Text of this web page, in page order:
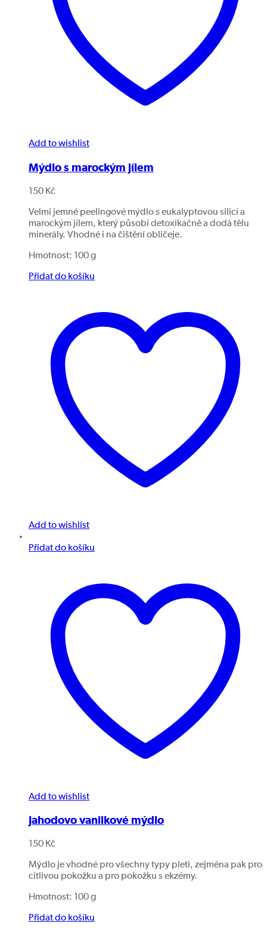
Add to wishlist
Mýdlo s marockým jílem
150 Kč
Velmi jemné peelingové mýdlo s eukalyptovou silicí a
marockým jílem, který působí detoxikačně a dodá tělu
minerály. Vhodné i na čištění obličeje.
Hmotnost: 100 g
Přidat do košíku
Add to wishlist
Přidat do košíku
Add to wishlist
Jahodovo vanilkové mýdlo
150 Kč
Mýdlo je vhodné pro všechny typy pleti, zejména pak pro
citlivou pokožku a pro pokožku s ekzémy.
Hmotnost: 100 g
Přidat do košíku